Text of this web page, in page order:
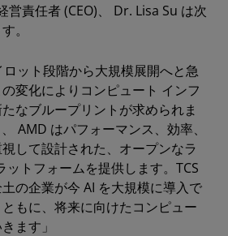
営責任者 (CEO)、 Dr. Lisa Su は次
。
ロット段階から大規模展開へと急
変化によりコンピュート インフ
なブループリントが求められま
AMD はパフォーマンス、効率、
して設計された、オープンなラ
ットフォームを提供します。TCS
の企業が今 AI を大規模に導入で
もに、将来に向けたコンピュー
ます」